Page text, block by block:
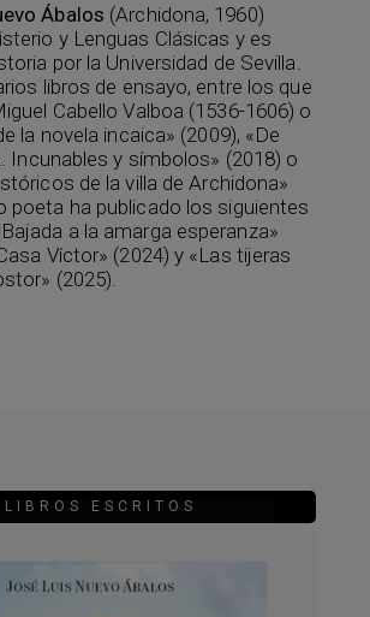
Ábalos (Archidona, 1960)
y Lenguas Clásicas y es
por la Universidad de Sevilla.
libros de ensayo, entre los que
Cabello Valboa (1536-1606) o
la novela incaica» (2009), «De
Incunables y símbolos» (2018) o
de la villa de Archidona»
poeta ha publicado los siguientes
a la amarga esperanza»
Víctor» (2024) y «Las tijeras
(2025).
LIBROS ESCRITOS